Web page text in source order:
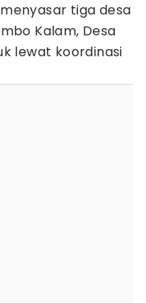
tiga desa
Kalam, Desa
lewat koordinasi